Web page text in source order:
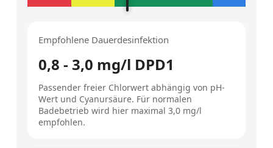
Empfohlene Dauerdesinfektion
0,8 - 3,0 mg/l DPD1
Passender freier Chlorwert abhängig von pH-
Wert und Cyanursäure. Für normalen
Badebetrieb wird hier maximal 3,0 mg/l
empfohlen.